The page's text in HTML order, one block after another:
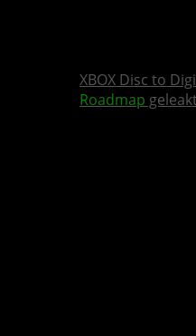
XBOX Disc to
Roadmap geleakt